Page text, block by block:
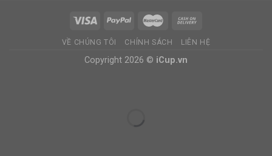
VỀ CHÚNG TÔI CHÍNH SÁCH LIÊN HỆ
Copyright 2026 © iCup.vn